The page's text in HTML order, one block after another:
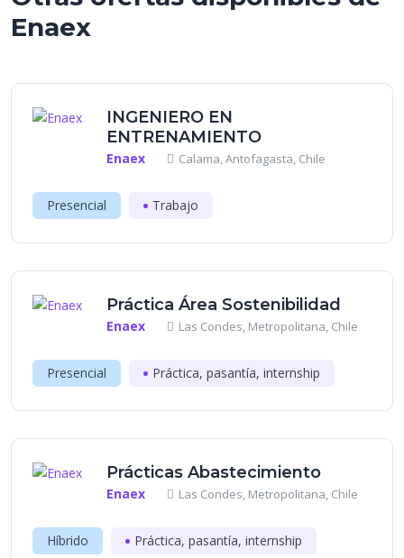
Enaex
INGENIERO EN
ENTRENAMIENTO
Enaex Calama, Antofagasta, Chile
Presencial Trabajo
Práctica Área Sostenibilidad
Enaex Las Condes, Metropolitana, Chile
Presencial Práctica, pasantía, internship
Prácticas Abastecimiento
Enaex Las Condes, Metropolitana, Chile
Híbrido Práctica, pasantía, internship